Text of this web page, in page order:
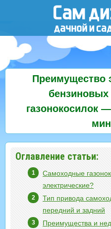
Преимущество
газонокосилок
Оглавление статьи:
Самоходные
электрические?
Тип привода
передний и задний
Преимущества и